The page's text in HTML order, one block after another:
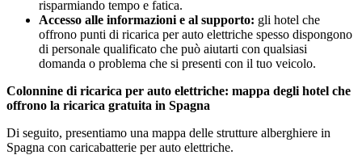
risparmiando tempo e fatica.
Accesso alle informazioni e al supporto: gli hotel che
offrono punti di ricarica per auto elettriche spesso dispongono
di personale qualificato che può aiutarti con qualsiasi
domanda o problema che si presenti con il tuo veicolo.
Colonnine di ricarica per auto elettriche: mappa degli hotel che
offrono la ricarica gratuita in Spagna
Di seguito, presentiamo una mappa delle strutture alberghiere in
Spagna con caricabatterie per auto elettriche.